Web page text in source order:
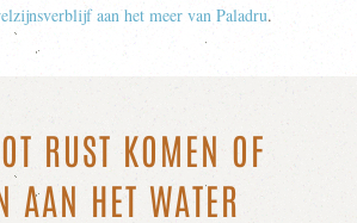
aan het meer van Paladru.
RUST KOMEN OF
AAN HET WATER